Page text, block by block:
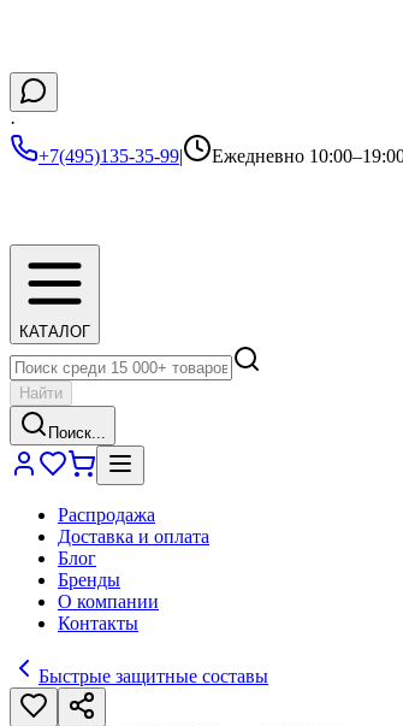
·
+7(495)135-35-99| Ежедневно
КАТАЛОГ
Найти
Поиск...
Распродажа
Доставка и оплата
Блог
Бренды
О компании
Контакты
Быстрые защитные составы